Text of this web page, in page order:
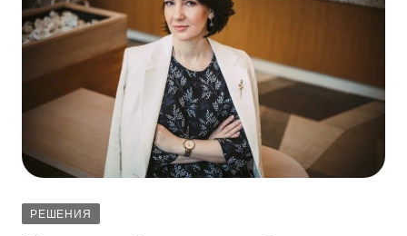
РЕШЕНИЯ